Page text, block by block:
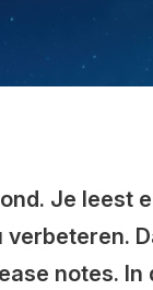
Je leest
notes. In